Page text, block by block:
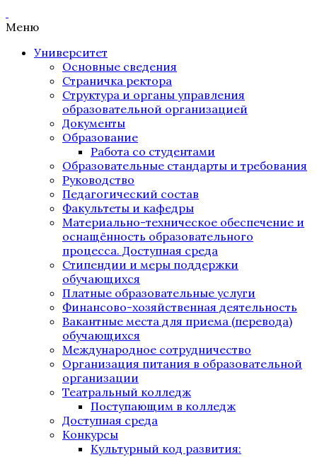
Меню
Университет
Основные сведения
Страничка ректора
Структура и органы управления
образовательной организацией
Документы
Образование
Работа со студентами
Образовательные стандарты и требования
Руководство
Педагогический состав
Факультеты и кафедры
Материально-техническое обеспечение и
оснащённость образовательного
процесса. Доступная среда
Стипендии и меры поддержки
обучающихся
Платные образовательные услуги
Финансово-хозяйственная деятельность
Вакантные места для приема (перевода)
обучающихся
Международное сотрудничество
Организация питания в образовательной
организации
Театральный колледж
Поступающим в колледж
Доступная среда
Конкурсы
Культурный код развития: